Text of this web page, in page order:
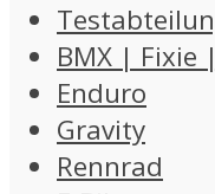
BMX | Fixie
Enduro
Gravity
Rennrad